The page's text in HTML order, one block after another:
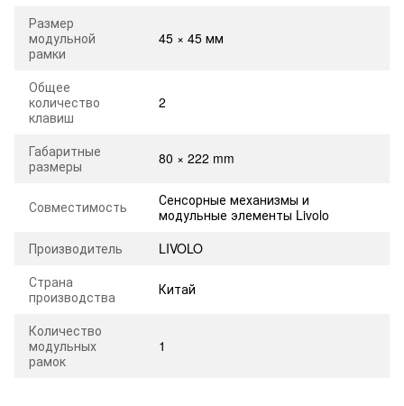
Размер
модульной
рамки
45 × 45 мм
Общее
количество
клавиш
2
Габаритные
размеры
80 × 222 mm
Совместимость
Сенсорные механизмы и
модульные элементы Livolo
Производитель
LIVOLO
Страна
производства
Китай
Количество
модульных
рамок
1